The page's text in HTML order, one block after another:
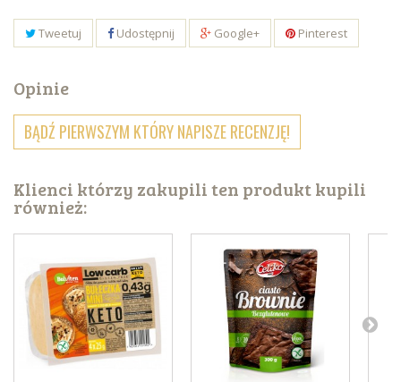
Tweetuj Udostępnij Google+ Pinterest
Opinie
BĄDŹ PIERWSZYM KTÓRY NAPISZE RECENZJĘ!
Klienci którzy zakupili ten produkt kupili
również: